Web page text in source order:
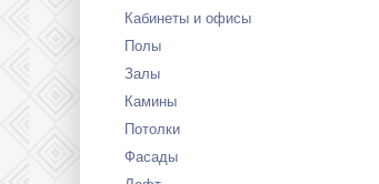
Кабинеты и офисы
Полы
Залы
Камины
Потолки
Фасады